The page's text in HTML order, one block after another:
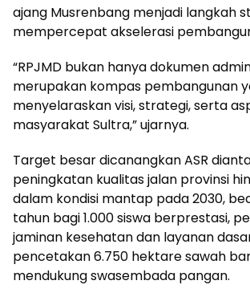
ajang Musrenbang menjadi langkah
mempercepat akselerasi
“RPJMD bukan hanya dokumen
merupakan kompas pembangunan
menyelaraskan visi, strategi, serta
masyarakat Sultra,” ujarnya.
Target besar dicanangkan ASR
peningkatan kualitas jalan provinsi
dalam kondisi mantap pada 2030,
tahun bagi 1.000 siswa berprestasi,
jaminan kesehatan dan layanan
pencetakan 6.750 hektare sawah
mendukung swasembada pangan.